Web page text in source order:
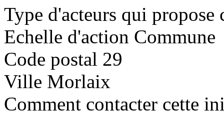
Type d'acteurs qui
Echelle d'action Commune
Code postal 29
Ville Morlaix
Comment contacter cette